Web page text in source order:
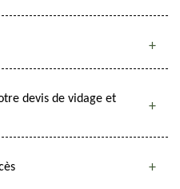
devis de vidage et